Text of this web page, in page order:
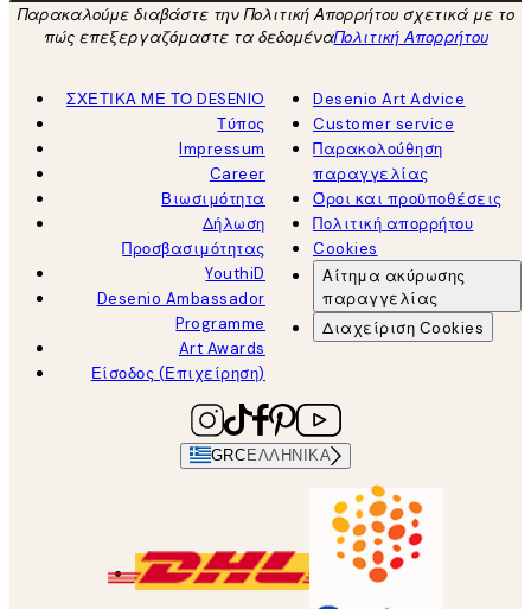
Παρακαλούμε διαβάστε την Πολιτική Απορρήτου σχετικά με το
πώς επεξεργαζόμαστε τα δεδομέναΠολιτική Απορρήτου
ΣΧΕΤΙΚΑ ΜΕ ΤΟ DESENIO
Τύπος
Impressum
Career
Βιωσιμότητα
Δήλωση
Προσβασιμότητας
YouthiD
Desenio Ambassador
Programme
Art Awards
Είσοδος (Επιχείρηση)
Desenio Art Advice
Customer service
Παρακολούθηση
παραγγελίας
Όροι και προϋποθέσεις
Πολιτική απορρήτου
Cookies
Αίτημα ακύρωσης
παραγγελίας
Διαχείριση Cookies
GRC ΕΛΛΗΝΙΚΆ